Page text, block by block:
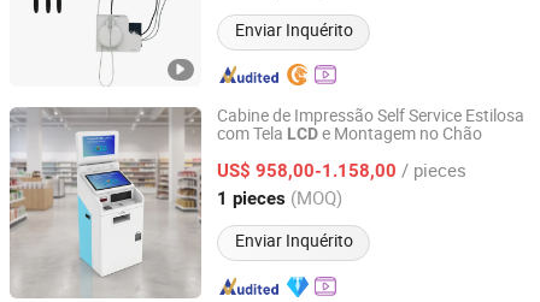
Enviar Inquérito
Cabine de Impressão Self Service Estilosa
com Tela LCDe Montagem no Chão
US$ 958,00-1.158,00 / pieces
1 pieces (MOQ)
Enviar Inquérito
Guangzhou Xishida Information Technology Co., Ltd.
Guangdong, China Desde 2025